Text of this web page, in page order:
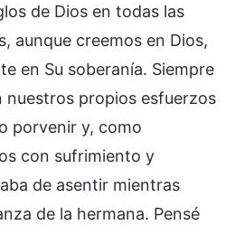
de Dios en todas las
aunque creemos en Dios,
en Su soberanía. Siempre
nuestros propios esfuerzos
porvenir y, como
con sufrimiento y
de asentir mientras
de la hermana. Pensé